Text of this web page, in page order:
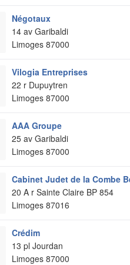
Négotaux
14 av Garibaldi
Limoges 87000
Vilogia Entreprises
22 r Dupuytren
Limoges 87000
AAA Groupe
25 av Garibaldi
Limoges 87000
Cabinet Judet de la Combe
20 A r Sainte Claire BP 854
Limoges 87016
Crédim
13 pl Jourdan
Limoges 87000